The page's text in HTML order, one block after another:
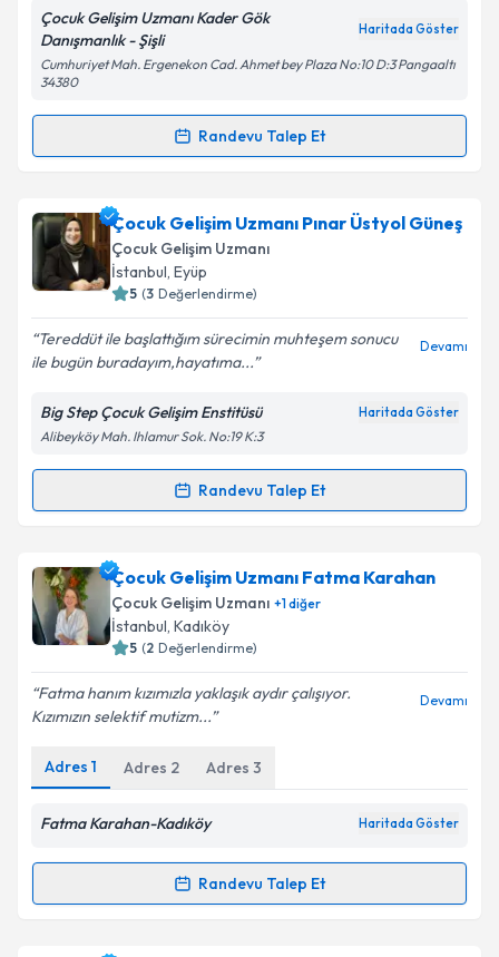
Kişisel verilerimin işlenmesine ilişkin
Metni'ni okudum ve kişisel verilerimin belirtilen
kapsamda işlenmesini kabul ediyorum.
Takvim Talebini Gönder
Çocuk Gelişim Uzmanı Kader Gök
Danışmanlık - Şişli
Haritada Göster
Cumhuriyet Mah. Ergenekon Cad. Ahmet bey Plaza No:10 D:3 Pangaaltı
34380
Randevu Talep Et
Randevu Takvimi Talebi
Çocuk Gelişim Uzmanı Kader Gökiçin randevu
takvimi talebi oluşturun. Size bu uzmandan randevu
almanız için bir takvim hazırlandığında e-posta ile
bilgilendireceğiz.
E-posta Adresiniz
Kişisel verilerimin işlenmesine ilişkin
Metni'ni okudum ve kişisel verilerimin belirtilen
kapsamda işlenmesini kabul ediyorum.
Çocuk Gelişim Uzmanı Pınar Üstyol Güneş
Çocuk Gelişim Uzmanı
İstanbul, Eyüp
5 (3 Değerlendirme)
Tereddüt ile başlattığım sürecimin muhteşem sonucu
ile bugün buradayım,hayatıma...
Devamı
Big Step Çocuk Gelişim Enstitüsü Haritada Göster
Alibeyköy Mah. Ihlamur Sok. No:19 K:3
Randevu Talep Et
Randevu Takvimi Talebi
Çocuk Gelişim Uzmanı Pınar Üstyol Güneşiçin
randevu takvimi talebi oluşturun. Size bu uzmandan
randevu almanız için bir takvim hazırlandığında e-
posta ile bilgilendireceğiz.
E-posta Adresiniz
Kişisel verilerimin işlenmesine ilişkinAydınlatma
Metni'ni okudum ve kişisel verilerimin belirtilen
Takvim Talebini Gönder
Çocuk Gelişim Uzmanı Fatma Karahan
Çocuk Gelişim Uzmanı +1diğer
İstanbul, Kadıköy
5 (2 Değerlendirme)
Fatma hanım kızımızla yaklaşık aydır çalışıyor.
Kızımızın selektif mutizm...
Devamı
Adres 1 Adres 2 Adres 3
Fatma Karahan-Kadıköy Haritada Göster
Randevu Talep Et
Randevu Takvimi Talebi